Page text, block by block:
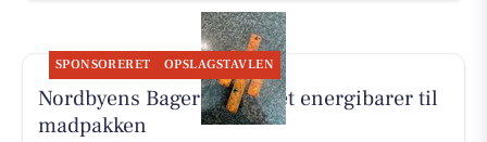
SPONSORERET OPSLAGSTAVLEN
Nordbyens Bageri har lavet energibarer til
madpakken